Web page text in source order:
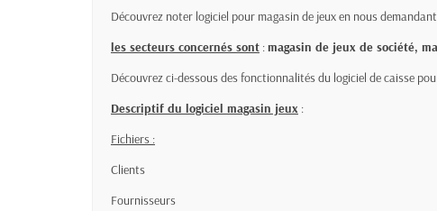
Découvrez noter logiciel pour magasin de jeux en nous
les secteurs concernés sont :magasin de jeux de société,
Découvrez ci-dessous des fonctionnalités du logiciel de caisse
Descriptif du logiciel magasin jeux :
Fichiers :
Clients
Fournisseurs